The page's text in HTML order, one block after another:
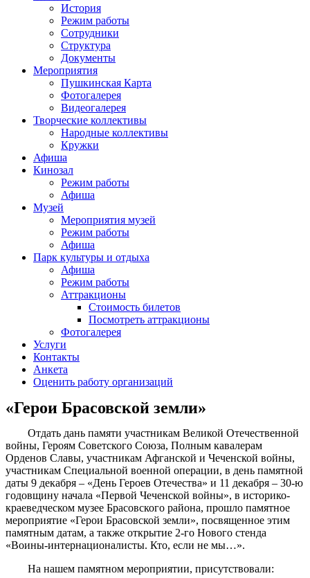
История
Режим работы
Сотрудники
Структура
Документы
Мероприятия
Пушкинская Карта
Фотогалерея
Видеогалерея
Творческие коллективы
Народные коллективы
Кружки
Афиша
Кинозал
Режим работы
Афиша
Музей
Мероприятия музей
Режим работы
Афиша
Парк культуры и отдыха
Афиша
Режим работы
Аттракционы
Стоимость билетов
Посмотреть аттракционы
Фотогалерея
Услуги
Контакты
Анкета
Оценить работу организаций
«Герои Брасовской земли»
Отдать дань памяти участникам Великой Отечественной
войны, Героям Советского Союза, Полным кавалерам
Орденов Славы, участникам Афганской и Чеченской войны,
участникам Специальной военной операции, в день памятной
даты 9 декабря – «День Героев Отечества» и 11 декабря – 30-ю
годовщину начала «Первой Чеченской войны», в историко-
краеведческом музее Брасовского района, прошло памятное
мероприятие «Герои Брасовской земли», посвященное этим
памятным датам, а также открытие 2-го Нового стенда
«Воины-интернационалисты. Кто, если не мы…».
На нашем памятном мероприятии, присутствовали: